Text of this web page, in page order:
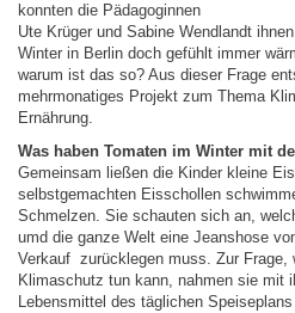
konnten die Pädagoginnen
Ute Krüger und Sabine Wendlandt
Winter in Berlin doch gefühlt immer
warum ist das so? Aus dieser Frage
mehrmonatiges Projekt zum Thema
Ernährung.
Was haben Tomaten im Winter mit
Gemeinsam ließen die Kinder kleine
selbstgemachten Eisschollen
Schmelzen. Sie schauten sich an,
umd die ganze Welt eine Jeanshose
Verkauf zurücklegen muss. Zur Frage,
Klimaschutz tun kann, nahmen sie mit
Lebensmittel des täglichen